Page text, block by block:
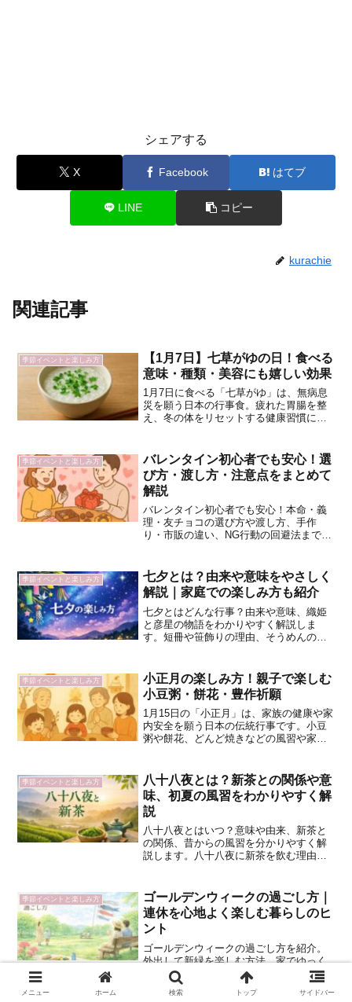
シェアする
X Facebook はてブ
LINE コピー
kurachie
関連記事
季節イベントと楽しみ方
【1月7日】七草がゆの日！食べる
意味・種類・美容にも嬉しい効果
1月7日に食べる「七草がゆ」は、無病息
災を願う日本の行事食。疲れた胃腸を整
え、冬の体をリセットする健康習慣に
季節イベントと楽しみ方
バレンタイン初心者でも安心！選
び方・渡し方・注意点をまとめて
解説
バレンタイン初心者でも安心！本命・義
理・友チョコの選び方や渡し方、手作
り・市販の違い、NG行動の回避法まで徹
季節イベントと楽しみ方
七夕とは？由来や意味をやさしく
解説｜家庭での楽しみ方も紹介
七夕とはどんな行事？由来や意味、織姫
と彦星の物語をわかりやすく解説しま
す。短冊や笹飾りの理由、そうめんの意
る初心者向けガイドです。
季節イベントと楽しみ方
小正月の楽しみ方！親子で楽しむ
小豆粥・餅花・豊作祈願
1月15日の「小正月」は、家族の健康や家
内安全を願う日本の伝統行事です。小豆
粥や餅花、どんど焼きなどの風習や家庭
季節イベントと楽しみ方
八十八夜とは？新茶との関係や意
味、初夏の風習をわかりやすく解
説
八十八夜とはいつ？意味や由来、新茶と
の関係、昔からの風習を分かりやすく解
説します。八十八夜に新茶を飲む理由や
ます。
季節イベントと楽しみ方
ゴールデンウィークの過ごし方｜
連休を心地よく楽しむ暮らしのヒ
ント
ゴールデンウィークの過ごし方を紹介。
外出して新緑を楽しむ方法、家でゆっく
り過ごす時間、子どもと楽しむ工作、こ
どもの日の行事など、連休を心地よく過
ごす暮らしのヒントをまとめました。
メニュー ホーム 検索 トップ サイドバー